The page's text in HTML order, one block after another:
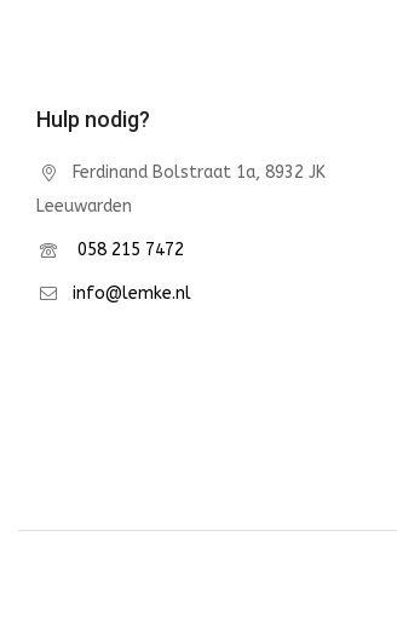
Hulp nodig?
Ferdinand Bolstraat 1a, 8932 JK
Leeuwarden
058 215 7472
info@lemke.nl